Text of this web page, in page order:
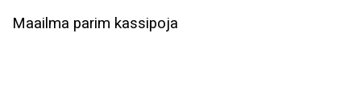
Maailma parim kassipoja